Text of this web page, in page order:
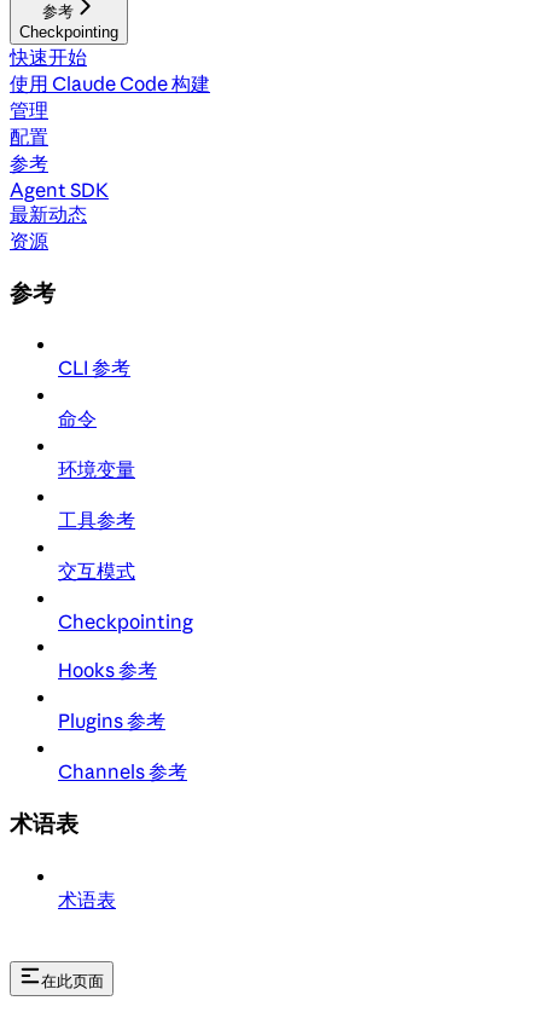
参考
Checkpointing
快速开始
使用 Claude Code 构建
管理
配置
参考
Agent SDK
最新动态
资源
参考
CLI 参考
命令
环境变量
工具参考
交互模式
Checkpointing
Hooks 参考
Plugins 参考
Channels 参考
术语表
术语表
在此页面